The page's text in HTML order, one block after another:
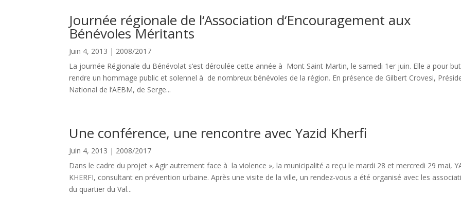
Journée régionale de l‘Association d‘Encouragement aux
Bénévoles Méritants
Juin 4, 2013 | 2008/2017
La journée Régionale du Bénévolat s‘est déroulée cette année à Mont Saint Martin, le samedi 1er juin. Elle a pour
rendre un hommage public et solennel à de nombreux bénévoles de la région. En présence de Gilbert Crovesi,
National de l‘AEBM, de Serge...
Une conférence, une rencontre avec Yazid Kherfi
Juin 4, 2013 | 2008/2017
Dans le cadre du projet « Agir autrement face à la violence », la municipalité a reçu le mardi 28 et mercredi 29 mai,
KHERFI, consultant en prévention urbaine. Après une visite de la ville, un rendez-vous a été organisé avec les
du quartier du Val...